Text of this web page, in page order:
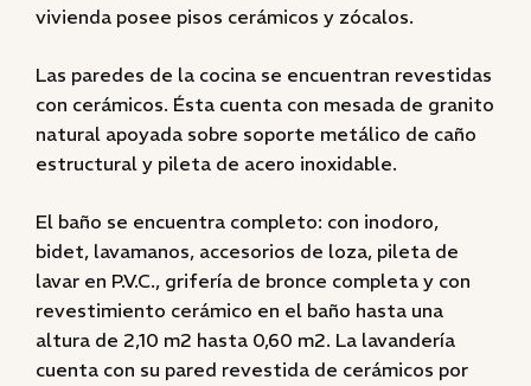
vivienda posee pisos cerámicos y zócalos.
Las paredes de la cocina se encuentran revestidas
con cerámicos. Ésta cuenta con mesada de granito
natural apoyada sobre soporte metálico de caño
estructural y pileta de acero inoxidable.
El baño se encuentra completo: con inodoro,
bidet, lavamanos, accesorios de loza, pileta de
lavar en P.V.C., grifería de bronce completa y con
revestimiento cerámico en el baño hasta una
altura de 2,10 m2 hasta 0,60 m2. La lavandería
cuenta con su pared revestida de cerámicos por